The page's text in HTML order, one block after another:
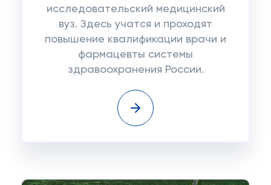
исследовательский медицинский
вуз. Здесь учатся и проходят
повышение квалификации врачи и
фармацевты системы
здравоохранения России.